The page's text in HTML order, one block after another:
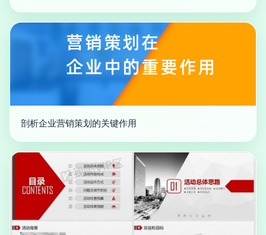
剖析企业营销策划的关键作用